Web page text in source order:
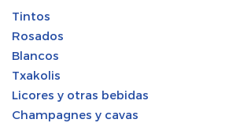
Tintos
Rosados
Blancos
Txakolis
Licores y otras bebidas
Champagnes y cavas